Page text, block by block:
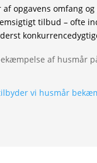
opgavens omfang
tilbud – ofte
vi husmår